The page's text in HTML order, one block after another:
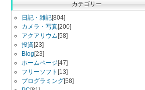
カテゴリー
日記・雑記[804]
カメラ・写真[200]
アクアリウム [58]
投資[23]
Blog [23]
ホームページ [47]
フリーソフト [13]
プログラミング[58]